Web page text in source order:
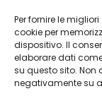
Per fornire le
cookie per
dispositivo. Il
elaborare dati
su questo sito. Non
negativamente su